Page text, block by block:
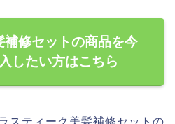
補修セットの商品を今
したい方はこちら